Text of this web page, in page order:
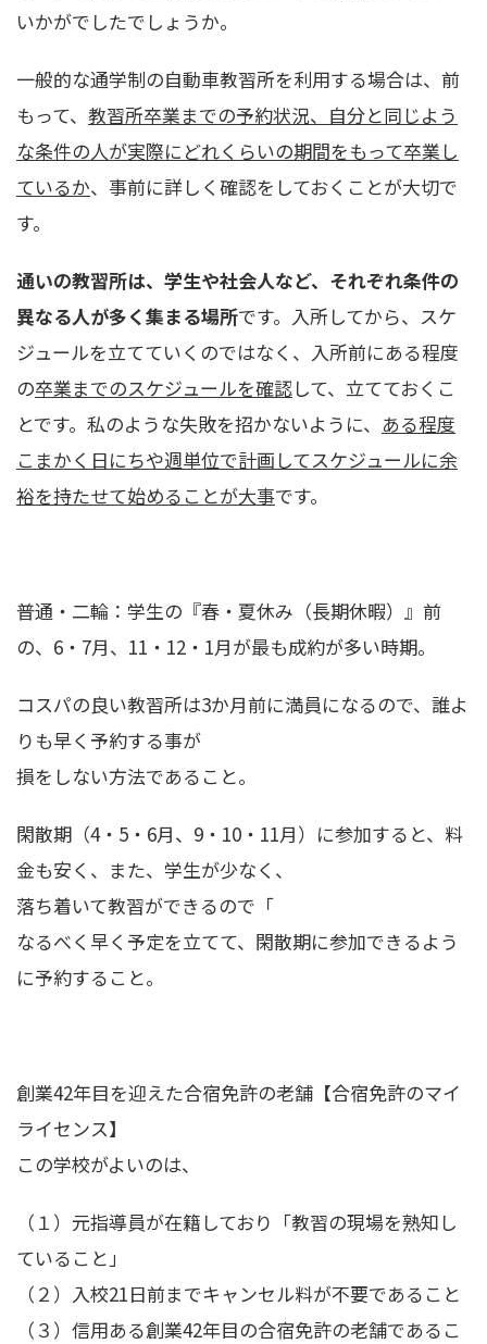
いかがでしたでしょうか。
一般的な通学制の自動車教習所を利用する場合は、前
もって、 教習所卒業までの予約状況、自分と同じよう
な条件の人が実際にどれくらいの期間をもって卒業し
ているか、事前に詳しく確認をしておくことが大切で
す。
通いの教習所は、学生や社会人など、それぞれ条件の
異なる人が多く集まる場所です。入所してから、スケ
ジュールを立てていくのではなく、入所前にある程度
の卒業までのスケジュールを確認して、立てておくこ
とです。私のような失敗を招かないように、 ある程度
こまかく日にちや週単位で計画してスケジュールに余
裕を持たせて始めることが大事です。
普通・二輪：学生の『春・夏休み（長期休暇）』前
の、6・7月、11・12・1月が最も成約が多い時期。
コスパの良い教習所は3か月前に満員になるので、誰よ
りも早く予約する事が
損をしない方法であること。
閑散期（4・5・6月、9・10・11月）に参加すると、料
金も安く、また、学生が少なく、
落ち着いて教習ができるので「
なるべく早く予定を立てて、閑散期に参加できるよう
に予約すること。
創業42年目を迎えた合宿免許の老舗【合宿免許のマイ
ライセンス】
この学校がよいのは、
（１）元指導員が在籍しており「教習の現場を熟知し
ていること」
（２）入校21日前までキャンセル料が不要であること
（３）信用ある創業42年目の合宿免許の老舗であるこ